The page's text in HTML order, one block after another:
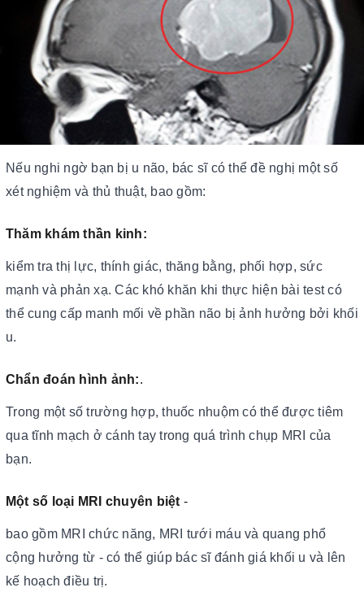
Nếu nghi ngờ bạn bị u não, bác sĩ có thể đề nghị một số
xét nghiệm và thủ thuật, bao gồm:
Thăm khám thần kinh:
kiểm tra thị lực, thính giác, thăng bằng, phối hợp, sức
mạnh và phản xạ. Các khó khăn khi thực hiện bài test có
thể cung cấp manh mối về phần não bị ảnh hưởng bởi khối
u.
Chẩn đoán hình ảnh:.
Trong một số trường hợp, thuốc nhuộm có thể được tiêm
qua tĩnh mạch ở cánh tay trong quá trình chụp MRI của
bạn.
Một số loại MRI chuyên biệt -
bao gồm MRI chức năng, MRI tưới máu và quang phổ
cộng hưởng từ - có thể giúp bác sĩ đánh giá khối u và lên
kế hoạch điều trị.